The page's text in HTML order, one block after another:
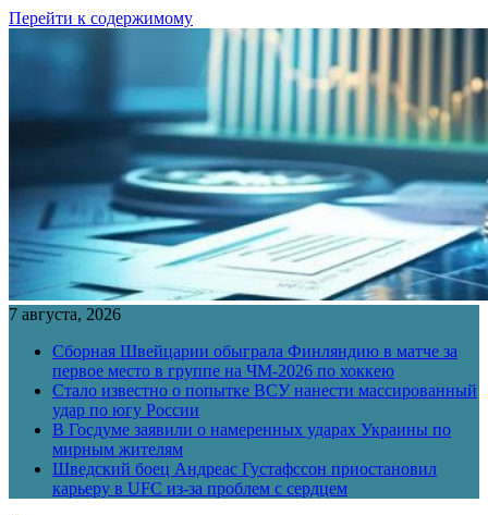
Перейти к содержимому
7 августа, 2026
Сборная Швейцарии обыграла Финляндию в матче за
первое место в группе на ЧМ-2026 по хоккею
Стало известно о попытке ВСУ нанести массированный
удар по югу России
В Госдуме заявили о намеренных ударах Украины по
мирным жителям
Шведский боец Андреас Густафссон приостановил
карьеру в UFC из-за проблем с сердцем